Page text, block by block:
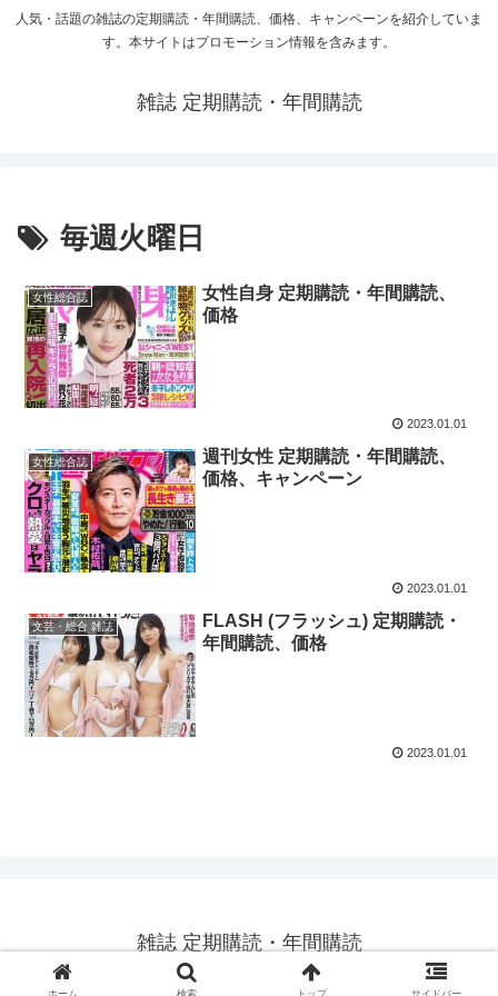
人気・話題の雑誌の定期購読・年間購読、価格、キャンペーンを紹介していま
す。本サイトはプロモーション情報を含みます。
雑誌 定期購読・年間購読
毎週火曜日
女性総合誌
女性自身 定期購読・年間購読、
価格
2023.01.01
女性総合誌
週刊女性 定期購読・年間購読、
価格、キャンペーン
2023.01.01
文芸・総合 雑誌
FLASH (フラッシュ) 定期購読・
年間購読、価格
2023.01.01
雑誌 定期購読・年間購読
© 2023 雑誌 定期購読・年間購読.
ホーム 検索 トップ サイドバー